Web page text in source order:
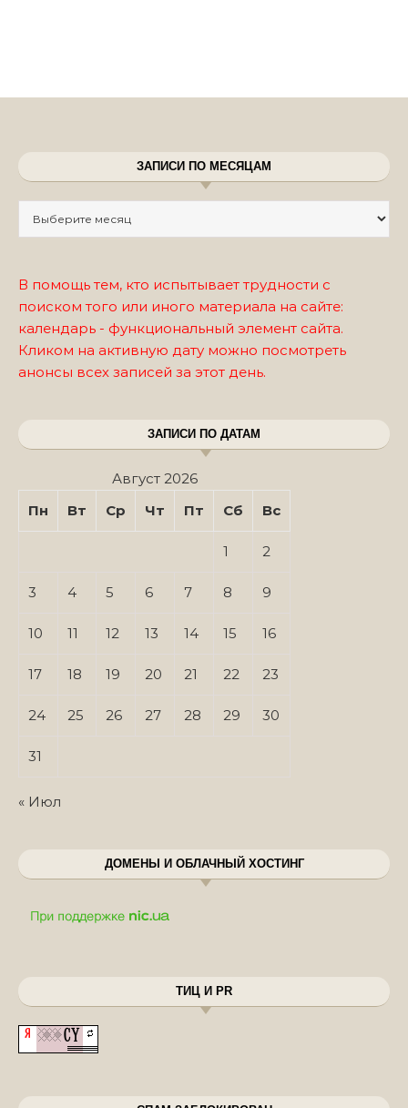
ЗАПИСИ ПО МЕСЯЦАМ
В помощь тем, кто испытывает трудности с
поиском того или иного материала на сайте:
календарь - функциональный элемент сайта.
Кликом на активную дату можно посмотреть
анонсы всех записей за этот день.
ЗАПИСИ ПО ДАТАМ
Август 2026
Пн
Вт Ср Чт Пт Сб Вс
1 2
3 4 5 6 7 8 9
10 11 12 13 14 15 16
17 18 19 20 21 22 23
24 25 26 27 28 29 30
31
« Июл
ДОМЕНЫ И ОБЛАЧНЫЙ ХОСТИНГ
ТИЦ И PR